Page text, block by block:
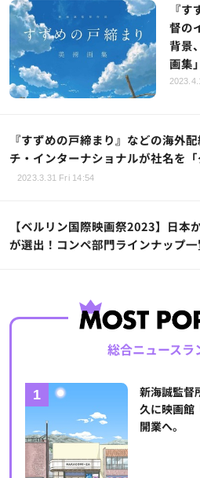
『
督の
背景
画集
『すずめの戸締まり』などの海外
チ・インターナショナルが社名を
2023.3.31 Fri 14:54
【ベルリン国際映画祭2023】日本
が選出！コンペ部門ラインナップ一
総合ニュースラ
新海誠監督
久に映画館
開業へ。